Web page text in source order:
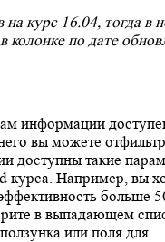
курс 16.04, тогда в
колонке по дате
информации
вы можете
доступны такие
курса. Например, вы
больше
в выпадающем
или поля для